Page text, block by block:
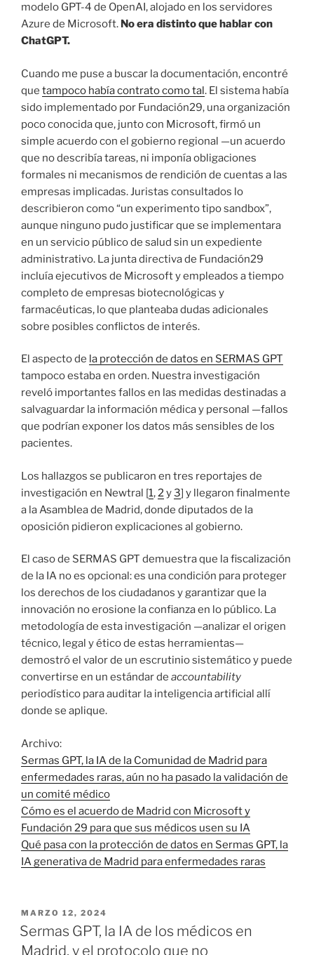
modelo GPT-4 de OpenAI, alojado en los servidores
Azure de Microsoft. No era distinto que hablar con
ChatGPT.
Cuando me puse a buscar la documentación, encontré
que tampoco había contrato como tal. El sistema había
sido implementado por Fundación29, una organización
poco conocida que, junto con Microsoft, firmó un
simple acuerdo con el gobierno regional —un acuerdo
que no describía tareas, ni imponía obligaciones
formales ni mecanismos de rendición de cuentas a las
empresas implicadas. Juristas consultados lo
describieron como “un experimento tipo sandbox”,
aunque ninguno pudo justificar que se implementara
en un servicio público de salud sin un expediente
administrativo. La junta directiva de Fundación29
incluía ejecutivos de Microsoft y empleados a tiempo
completo de empresas biotecnológicas y
farmacéuticas, lo que planteaba dudas adicionales
sobre posibles conflictos de interés.
El aspecto de la protección de datos en SERMAS GPT
tampoco estaba en orden. Nuestra investigación
reveló importantes fallos en las medidas destinadas a
salvaguardar la información médica y personal —fallos
que podrían exponer los datos más sensibles de los
pacientes.
Los hallazgos se publicaron en tres reportajes de
investigación en Newtral [1,2y3] y llegaron finalmente
a la Asamblea de Madrid, donde diputados de la
oposición pidieron explicaciones al gobierno.
El caso de SERMAS GPT demuestra que la fiscalización
de la IA no es opcional: es una condición para proteger
los derechos de los ciudadanos y garantizar que la
innovación no erosione la confianza en lo público. La
metodología de esta investigación —analizar el origen
técnico, legal y ético de estas herramientas—
demostró el valor de un escrutinio sistemático y puede
convertirse en un estándar de accountability
periodístico para auditar la inteligencia artificial allí
donde se aplique.
Archivo:
Sermas GPT, la IA de la Comunidad de Madrid para
enfermedades raras, aún no ha pasado la validación de
un comité médico
Cómo es el acuerdo de Madrid con Microsoft y
Fundación 29 para que sus médicos usen su IA
Qué pasa con la protección de datos en Sermas GPT, la
IA generativa de Madrid para enfermedades raras
PUBLICADO
EL
MARZO 12, 2024
Sermas GPT, la IA de los médicos en
Madrid, y el protocolo que no